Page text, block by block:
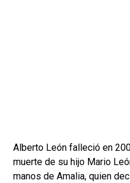
Alberto León falleció en
muerte de su hijo Mario
manos de Amalia, quien